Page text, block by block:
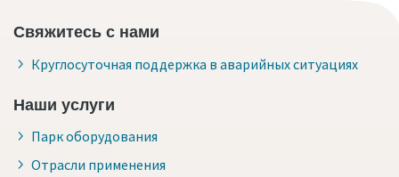
Свяжитесь с нами
Круглосуточная поддержка в аварийных ситуациях
Наши услуги
Парк оборудования
Отрасли применения